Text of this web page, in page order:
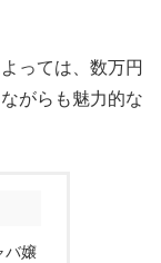
っては、数万円
がらも魅力的な
バ嬢